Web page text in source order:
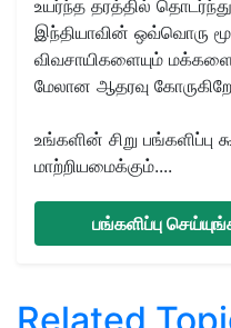
உயர்ந்த தரத்தில் தொடர்ந்து
இந்தியாவின் ஒவ்வொரு
விவசாயிகளையும்
மேலான ஆதரவு
உங்களின் சிறு
மாற்றியமைக்கும்....
பங்களிப்பு
Related